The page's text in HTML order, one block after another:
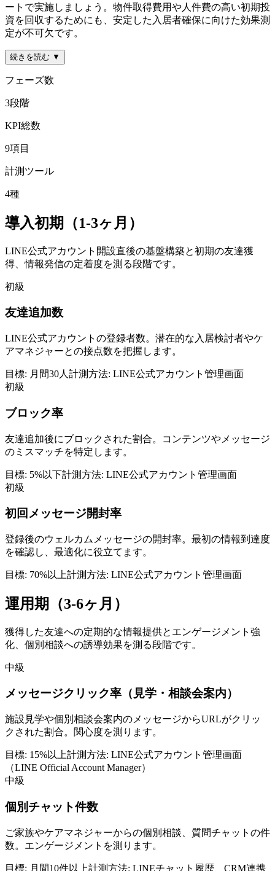
ートで実施しましょう。物件取得費用や人件費の高い初期投
資を回収するためにも、安定した入居者確保に向けた効果測
定が不可欠です。
続きを読む ▼
フェーズ数
3段階
KPI総数
9項目
計測ツール
4種
導入初期（1-3ヶ月）
LINE公式アカウント開設直後の基盤構築と初期の友達獲
得、情報発信の定着度を測る段階です。
初級
友達追加数
LINE公式アカウントの登録者数。潜在的な入居検討者やケ
アマネジャーとの接点数を把握します。
目標: 月間30人 計測方法: LINE公式アカウント管理画面
初級
ブロック率
友達追加後にブロックされた割合。コンテンツやメッセージ
のミスマッチを特定します。
目標: 5%以下計測方法: LINE公式アカウント管理画面
初級
初回メッセージ開封率
登録後のウェルカムメッセージの開封率。最初の情報到達度
を確認し、最適化に役立てます。
目標: 70%以上計測方法: LINE公式アカウント管理画面
運用期（3-6ヶ月）
獲得した友達への定期的な情報提供とエンゲージメント強
化、個別相談への誘導効果を測る段階です。
中級
メッセージクリック率（見学・相談会案内）
施設見学や個別相談会案内のメッセージからURLがクリッ
クされた割合。関心度を測ります。
目標: 15%以上計測方法: LINE公式アカウント管理画面
（LINE Official Account Manager）
中級
個別チャット件数
ご家族やケアマネジャーからの個別相談、質問チャットの件
数。エンゲージメントを測ります。
目標: 月間10件以上計測方法: LINEチャット履歴、CRM連携